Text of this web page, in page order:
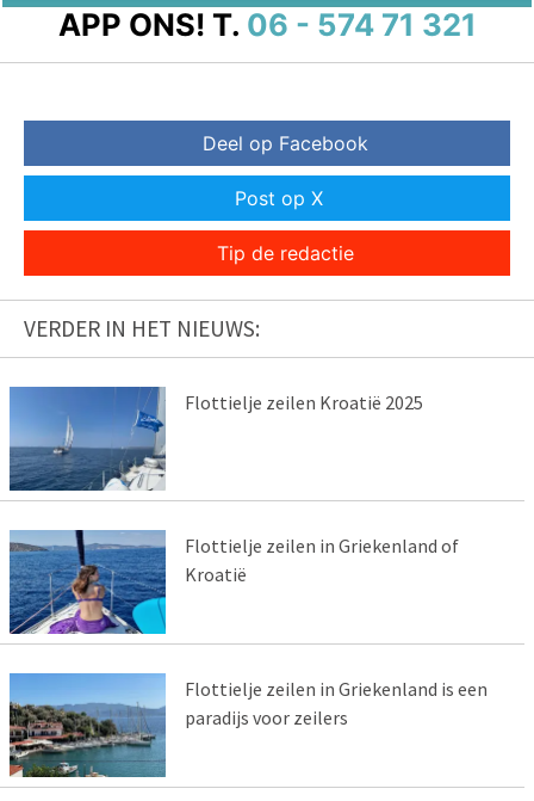
APP ONS! T. 06 - 574 71 321
Deel op Facebook
Post op X
Tip de redactie
VERDER IN HET NIEUWS:
Flottielje zeilen Kroatië 2025
Flottielje zeilen in Griekenland of
Kroatië
Flottielje zeilen in Griekenland is een
paradijs voor zeilers